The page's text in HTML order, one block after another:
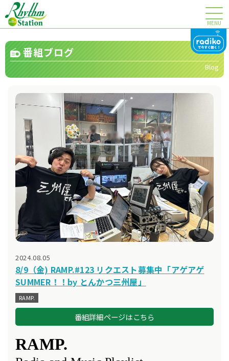
MENU
番組ブログ
Blog
2024.08.05
8/9（金) RAMP.#123 リクエスト募集中「アゲアゲ
SUMMER！！by とんかつ三州屋」
RAMP.
番組詳細ページはこちら
RAMP.